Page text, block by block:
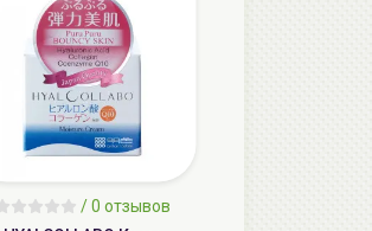
крем-
50мл
/0 отзывов